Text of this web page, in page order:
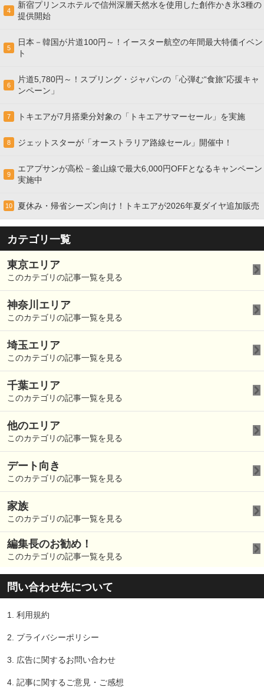
4
新宿プリンスホテルで信州深層天然水を使用した創作かき氷3種の
提供開始
5
日本－韓国が片道100円～！イースター航空の年間最大特価イベン
ト
6
片道5,780円～！スプリング・ジャパンの「心弾む“食旅”応援キャ
ンペーン」
7 トキエアが7月搭乗分対象の「トキエアサマーセール」を実施
8 ジェットスターが「オーストラリア路線セール」開催中！
9
エアプサンが高松－釜山線で最大6,000円OFFとなるキャンペーン
実施中
10 夏休み・帰省シーズン向け！トキエアが2026年夏ダイヤ追加販売
カテゴリ一覧
東京エリア
このカテゴリの記事一覧を見る
神奈川エリア
このカテゴリの記事一覧を見る
埼玉エリア
このカテゴリの記事一覧を見る
千葉エリア
このカテゴリの記事一覧を見る
他のエリア
このカテゴリの記事一覧を見る
デート向き
このカテゴリの記事一覧を見る
家族
このカテゴリの記事一覧を見る
編集長のお勧め！
このカテゴリの記事一覧を見る
問い合わせ先について
1. 利用規約
2. プライバシーポリシー
3. 広告に関するお問い合わせ
4. 記事に関するご意見・ご感想